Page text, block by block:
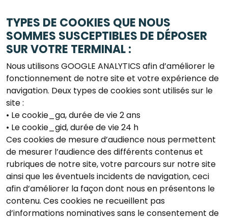
TYPES DE COOKIES QUE NOUS
SOMMES SUSCEPTIBLES DE DÉPOSER
SUR VOTRE TERMINAL :
Nous utilisons GOOGLE ANALYTICS afin d’améliorer le
fonctionnement de notre site et votre expérience de
navigation. Deux types de cookies sont utilisés sur le
site :
• Le cookie_ga, durée de vie 2 ans
• Le cookie_gid, durée de vie 24 h
Ces cookies de mesure d’audience nous permettent
de mesurer l’audience des différents contenus et
rubriques de notre site, votre parcours sur notre site
ainsi que les éventuels incidents de navigation, ceci
afin d’améliorer la façon dont nous en présentons le
contenu. Ces cookies ne recueillent pas
d’informations nominatives sans le consentement de